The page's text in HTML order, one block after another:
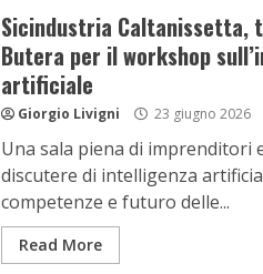
Sicindustria Caltanissetta,
Butera per il workshop
artificiale
Giorgio Livigni 23 giugno 2026
Una sala piena di imprenditori
discutere di intelligenza
competenze e futuro delle...
Read More